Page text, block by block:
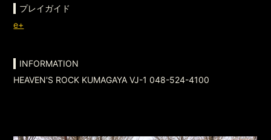
プレイガイド
e+
INFORMATION
HEAVEN'S ROCK KUMAGAYA VJ-1 048-524-4100